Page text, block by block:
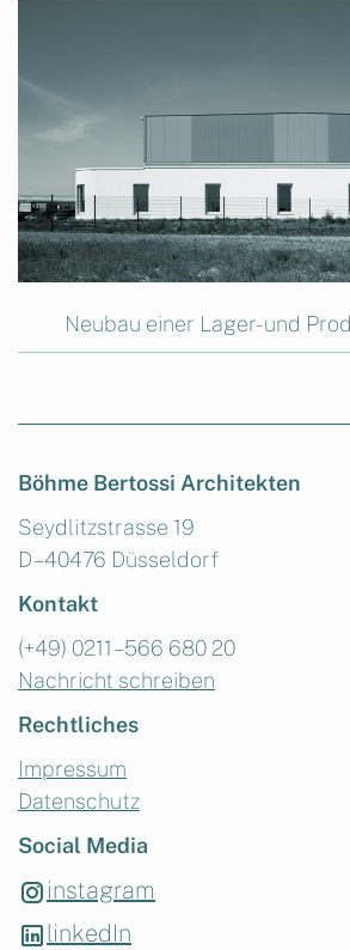
Neubau einer Lager- und
Böhme Bertossi Architekten
Seydlitzstrasse 19
D – 40476 Düsseldorf
Kontakt
(+49) 0211 – 566 680 20
Nachricht schreiben
Rechtliches
Impressum
Datenschutz
Social Media
instagram
linkedIn